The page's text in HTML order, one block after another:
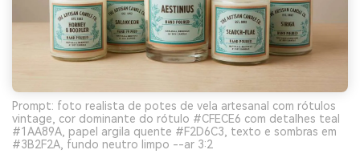
Prompt: foto realista de potes de vela artesanal com rótulos
vintage, cor dominante do rótulo #CFECE6 com detalhes teal
#1AA89A, papel argila quente #F2D6C3, texto e sombras em
#3B2F2A, fundo neutro limpo --ar 3:2